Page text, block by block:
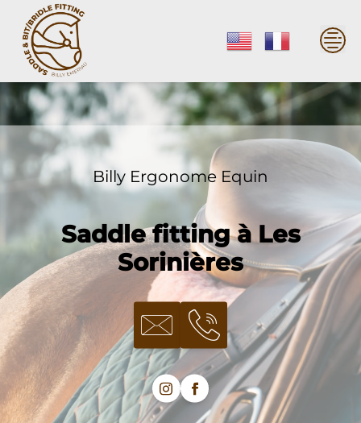
content
Billy Ergonome Equin
Saddle fitting à Les
Sorinières